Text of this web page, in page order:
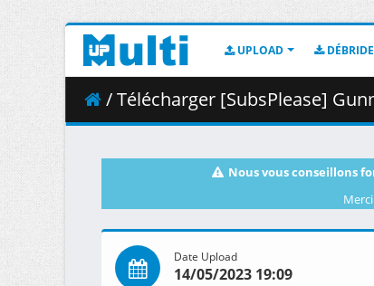
UPLOAD
/ Télécharger [SubsPlease]
Nous vous conseillons
Date Upload
14/05/2023 19:09